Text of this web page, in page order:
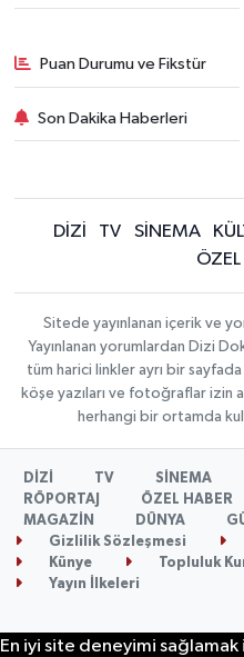
Puan Durumu ve Fikstür
Son Dakika Haberleri
DİZİ TV SİNEMA
ÖZEL
Sitede yayınlanan içerik ve
Yayınlanan yorumlardan Dizi
tüm harici linkler ayrı bir sayfada
köşe yazıları ve fotoğraflar izin
herhangi bir ortamda
DİZİ TV SİNEMA
RÖPORTAJ
ÖZEL HABER
MAGAZİN
DÜNYA
Gizlilik Sözleşmesi
Künye
Topluluk
Yayın İlkeleri
En iyi site deneyimi